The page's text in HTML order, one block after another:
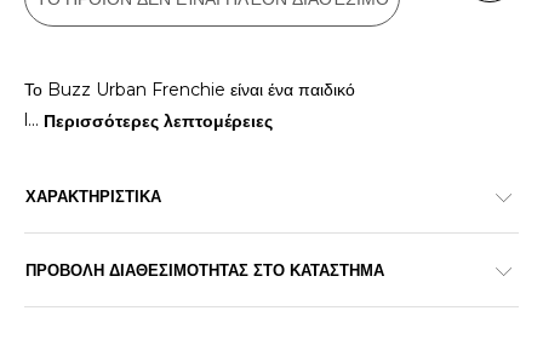
Το Buzz Urban Frenchie είναι ένα παιδικό
l... Περισσότερες λεπτομέρειες
ΧΑΡΑΚΤΗΡΙΣΤΙΚΑ
ΠΡΟΒΟΛΗ ΔΙΑΘΕΣΙΜΟΤΗΤΑΣ ΣΤΟ ΚΑΤΑΣΤΗΜΑ